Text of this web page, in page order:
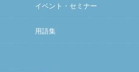
イベント・セミナー
用語集